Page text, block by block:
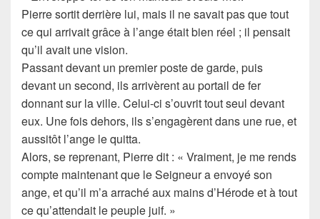
Pierre sortit derrière lui, mais il ne savait pas que tout
ce qui arrivait grâce à l’ange était bien réel ; il pensait
qu’il avait une vision.
Passant devant un premier poste de garde, puis
devant un second, ils arrivèrent au portail de fer
donnant sur la ville. Celui-ci s’ouvrit tout seul devant
eux. Une fois dehors, ils s’engagèrent dans une rue, et
aussitôt l’ange le quitta.
Alors, se reprenant, Pierre dit : « Vraiment, je me rends
compte maintenant que le Seigneur a envoyé son
ange, et qu’il m’a arraché aux mains d’Hérode et à tout
ce qu’attendait le peuple juif. »